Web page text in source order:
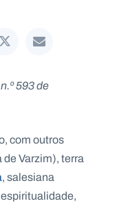
n.º 593 de
com outros
Varzim), terra
, salesiana